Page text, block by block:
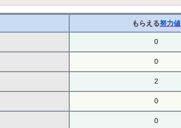
もらえる努力値
0
0
2
0
0